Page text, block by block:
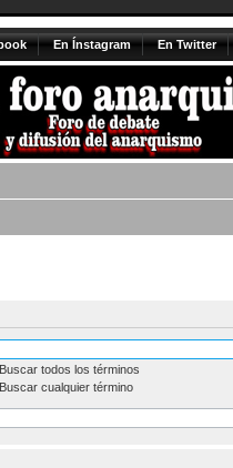
En Ínstagram En Twitter
Buscar todos los términos
Buscar cualquier término